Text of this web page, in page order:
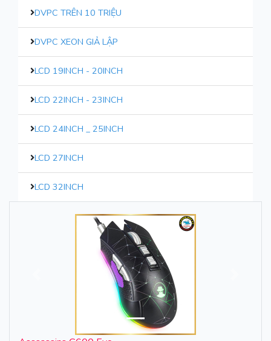
DVPC TRÊN 10 TRIỆU
DVPC XEON GIẢ LẬP
LCD 19INCH - 20INCH
LCD 22INCH - 23INCH
LCD 24INCH _ 25INCH
LCD 27INCH
LCD 32INCH